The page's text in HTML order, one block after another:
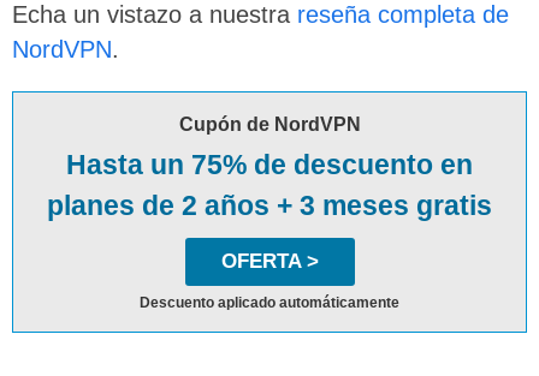
Echa un vistazo a nuestra reseña completa de
NordVPN.
Cupón de NordVPN
Hasta un 75% de descuento en
planes de 2 años + 3 meses gratis
OFERTA >
Descuento aplicado automáticamente